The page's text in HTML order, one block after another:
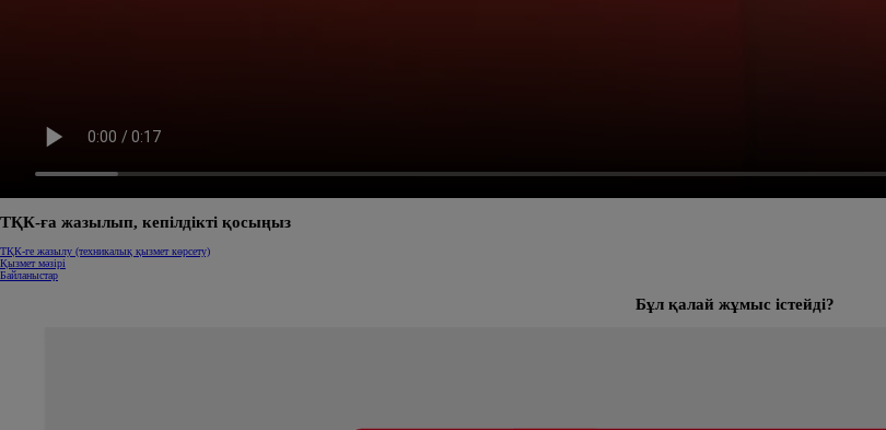
ТҚК-ға жазылып, кепілдікті қосыңыз
ТҚК-ге жазылу (техникалық қызмет көрсету)
Қызмет мәзірі
Байланыстар
Бұл қалай жұмыс істейді?